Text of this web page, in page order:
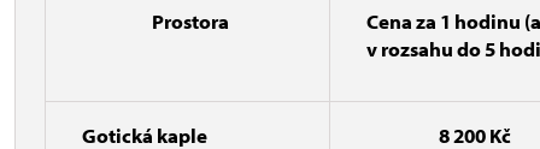
Prostora Cena za 1 hodinu
v rozsahu do 5
Gotická kaple 8 200 Kč